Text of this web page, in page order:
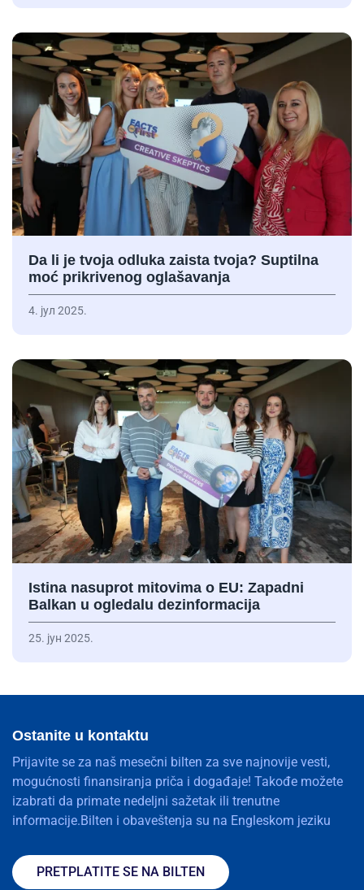
Da li je tvoja odluka zaista tvoja? Suptilna
moć prikrivenog oglašavanja
4. јул 2025.
Istina nasuprot mitovima o EU: Zapadni
Balkan u ogledalu dezinformacija
25. јун 2025.
Ostanite u kontaktu
Prijavite se za naš mesečni bilten za sve najnovije vesti,
mogućnosti finansiranja priča i događaje! Takođe možete
izabrati da primate nedeljni sažetak ili trenutne
informacije.Bilten i obaveštenja su na Engleskom jeziku
PRETPLATITE SE NA BILTEN